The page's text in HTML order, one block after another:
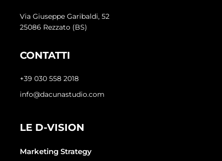
Via Giuseppe Garibaldi, 52
25086 Rezzato (BS)
CONTATTI
+39 030 558 2018
info@dacunastudio.com
LE D-VISION
Marketing Strategy